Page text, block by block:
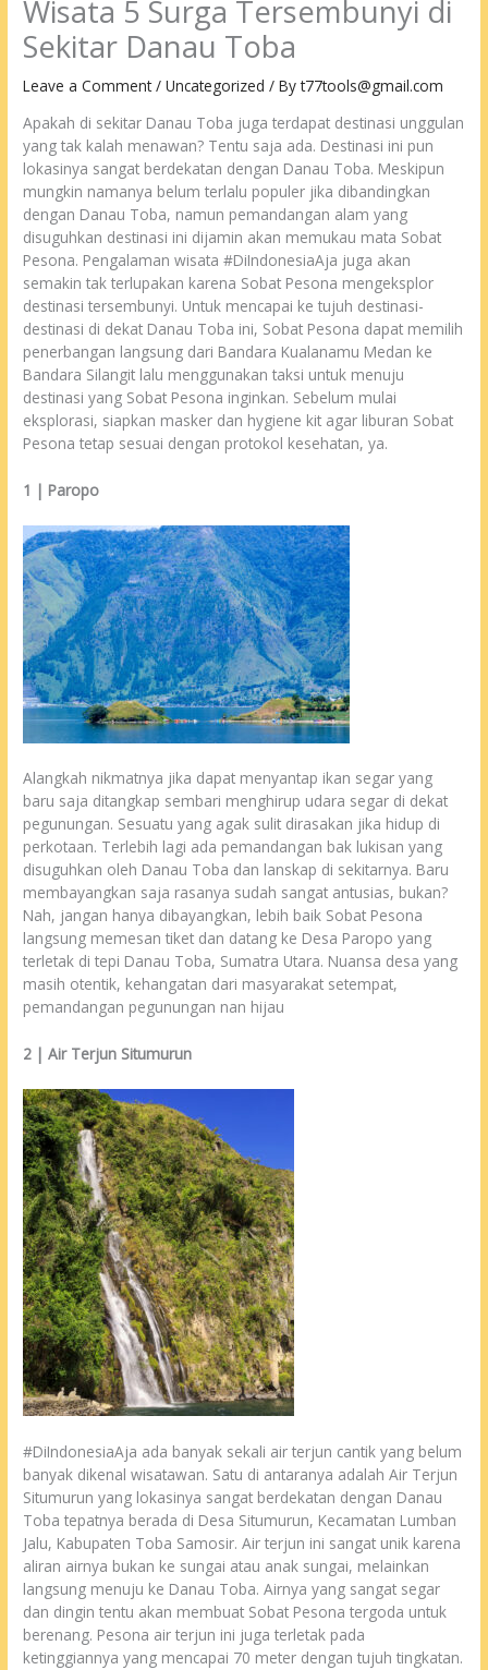
Wisata 5 Surga Tersembunyi di
Sekitar Danau Toba
Leave a Comment /Uncategorized / Byt77tools@gmail.com
Apakah di sekitar Danau Toba juga terdapat destinasi unggulan
yang tak kalah menawan? Tentu saja ada. Destinasi ini pun
lokasinya sangat berdekatan dengan Danau Toba. Meskipun
mungkin namanya belum terlalu populer jika dibandingkan
dengan Danau Toba, namun pemandangan alam yang
disuguhkan destinasi ini dijamin akan memukau mata Sobat
Pesona. Pengalaman wisata #DiIndonesiaAja juga akan
semakin tak terlupakan karena Sobat Pesona mengeksplor
destinasi tersembunyi. Untuk mencapai ke tujuh destinasi-
destinasi di dekat Danau Toba ini, Sobat Pesona dapat memilih
penerbangan langsung dari Bandara Kualanamu Medan ke
Bandara Silangit lalu menggunakan taksi untuk menuju
destinasi yang Sobat Pesona inginkan. Sebelum mulai
eksplorasi, siapkan masker dan hygiene kit agar liburan Sobat
Pesona tetap sesuai dengan protokol kesehatan, ya.
1 | Paropo
Alangkah nikmatnya jika dapat menyantap ikan segar yang
baru saja ditangkap sembari menghirup udara segar di dekat
pegunungan. Sesuatu yang agak sulit dirasakan jika hidup di
perkotaan. Terlebih lagi ada pemandangan bak lukisan yang
disuguhkan oleh Danau Toba dan lanskap di sekitarnya. Baru
membayangkan saja rasanya sudah sangat antusias, bukan?
Nah, jangan hanya dibayangkan, lebih baik Sobat Pesona
langsung memesan tiket dan datang ke Desa Paropo yang
terletak di tepi Danau Toba, Sumatra Utara. Nuansa desa yang
masih otentik, kehangatan dari masyarakat setempat,
pemandangan pegunungan nan hijau
2 | Air Terjun Situmurun
#DiIndonesiaAja ada banyak sekali air terjun cantik yang belum
banyak dikenal wisatawan. Satu di antaranya adalah Air Terjun
Situmurun yang lokasinya sangat berdekatan dengan Danau
Toba tepatnya berada di Desa Situmurun, Kecamatan Lumban
Jalu, Kabupaten Toba Samosir. Air terjun ini sangat unik karena
aliran airnya bukan ke sungai atau anak sungai, melainkan
langsung menuju ke Danau Toba. Airnya yang sangat segar
dan dingin tentu akan membuat Sobat Pesona tergoda untuk
berenang. Pesona air terjun ini juga terletak pada
ketinggiannya yang mencapai 70 meter dengan tujuh tingkatan.